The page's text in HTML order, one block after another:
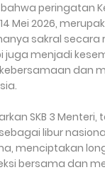
peringatan
Mei 2026,
sakral secara
juga menjadi
dan
SKB 3 Menteri,
libur
menciptakan
bersama dan